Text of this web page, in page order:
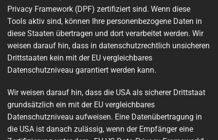
Privacy Framework (DPF) zertifiziert sind. Wenn diese
Tools aktiv sind, können Ihre personenbezogene Daten in
diese Staaten übertragen und dort verarbeitet werden. Wir
weisen darauf hin, dass in datenschutzrechtlich unsicheren
Drittstaaten kein mit der EU vergleichbares
Datenschutzniveau garantiert werden kann.
Wir weisen darauf hin, dass die USA als sicherer Drittstaat
grundsätzlich ein mit der EU vergleichbares
Datenschutzniveau aufweisen. Eine Datenübertragung in
die USA ist danach zulässig, wenn der Empfänger eine